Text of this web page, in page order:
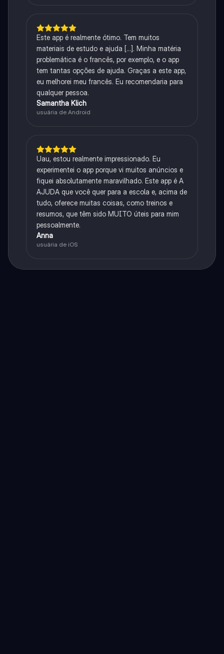
Este app é realmente ótimo. Tem muitos
materiais de estudo e ajuda [...]. Minha matéria
problemática é o francês, por exemplo, e o app
tem tantas opções de ajuda. Graças a este app,
eu melhorei meu francês. Eu recomendaria para
qualquer pessoa.
Samantha Klich
usuária de Android
Uau, estou realmente impressionado. Eu
experimentei o app porque vi muitos anúncios e
fiquei absolutamente maravilhado. Este app é A
AJUDA que você quer para a escola e, acima de
tudo, oferece muitas coisas, como treinos e
resumos, que têm sido MUITO úteis para mim
pessoalmente.
Anna
usuária de iOS